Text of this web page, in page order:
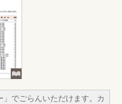
でごらんいただけます。カ